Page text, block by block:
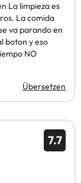
La limpieza es
La comida
va parando en
boton y eso
NO
Übersetzen
7.7